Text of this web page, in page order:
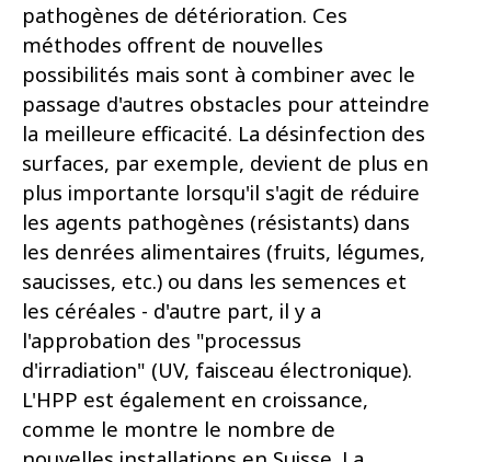
pathogènes de détérioration. Ces
méthodes offrent de nouvelles
possibilités mais sont à combiner avec le
passage d'autres obstacles pour atteindre
la meilleure efficacité. La désinfection des
surfaces, par exemple, devient de plus en
plus importante lorsqu'il s'agit de réduire
les agents pathogènes (résistants) dans
les denrées alimentaires (fruits, légumes,
saucisses, etc.) ou dans les semences et
les céréales - d'autre part, il y a
l'approbation des "processus
d'irradiation" (UV, faisceau électronique).
L'HPP est également en croissance,
comme le montre le nombre de